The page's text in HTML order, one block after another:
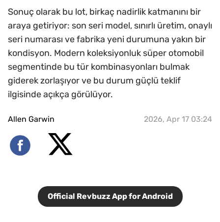
Sonuç olarak bu lot, birkaç nadirlik katmanını bir
araya getiriyor: son seri model, sınırlı üretim, onaylı
seri numarası ve fabrika yeni durumuna yakın bir
kondisyon. Modern koleksiyonluk süper otomobil
segmentinde bu tür kombinasyonları bulmak
giderek zorlaşıyor ve bu durum güçlü teklif
ilgisinde açıkça görülüyor.
Allen Garwin 2026, Apr 17 03:24
Official Revbuzz App for Android